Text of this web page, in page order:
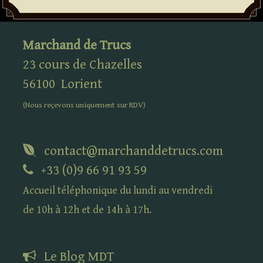
Marchand de Trucs
23 cours de Chazelles
56100 Lorient
(Nous reçevons uniquement surRDV)
contact@marchanddetrucs.com
+33 (0)9 66 91 93 59
Accueil téléphonique du lundi au vendredi
de 10h à 12h et de 14h à 17h.
Le Blog MDT